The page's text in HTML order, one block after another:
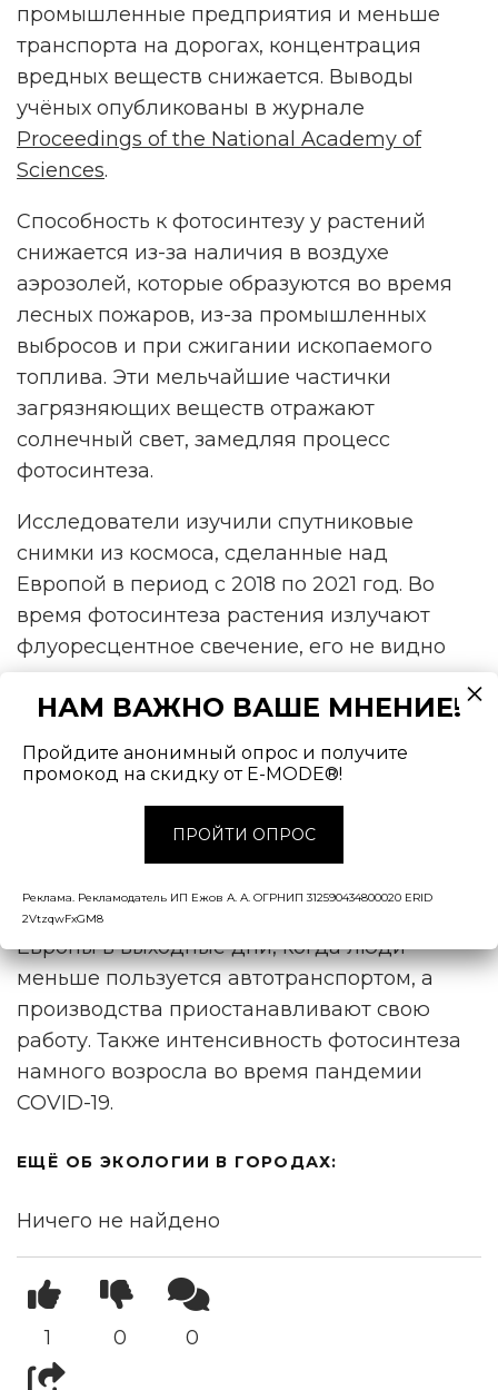
промышленные предприятия и меньше
транспорта на дорогах, концентрация
вредных веществ снижается. Выводы
учёных опубликованы в журнале
Proceedings of the National Academy of
Sciences.
Способность к фотосинтезу у растений
снижается из-за наличия в воздухе
аэрозолей, которые образуются во время
лесных пожаров, из-за промышленных
выбросов и при сжигании ископаемого
топлива. Эти мельчайшие частички
загрязняющих веществ отражают
солнечный свет, замедляя процесс
фотосинтеза.
Исследователи изучили спутниковые
снимки из космоса, сделанные над
Европой в период с 2018 по 2021 год. Во
время фотосинтеза растения излучают
флуоресцентное свечение, его не видно
невооруженным глазом, но его могут
фиксировать спутники. Эти данные
сравнили с замерами загрязнения воздуха,
проведёнными в тот же период времени.
Оказалось, что скорость фотосинтеза
возрастает при более низком количестве
мелкодисперсных частичек в воздухе.
Это явление наблюдалось в 64% регионах
Европы в выходные дни, когда люди
меньше пользуется автотранспортом, а
производства приостанавливают свою
работу. Также интенсивность фотосинтеза
намного возросла во время пандемии
COVID-19.
ЕЩЁ ОБ ЭКОЛОГИИ В ГОРОДАХ:
Ничего не найдено
1 0 0
НАМ ВАЖНО ВАШЕ МНЕНИЕ!
Пройдите анонимный опрос и получите
промокод на скидку от E-MODE®!
ПРОЙТИ ОПРОС
Реклама. Рекламодатель ИП Ежов А. А. ОГРНИП 312590434800020 ERID
2VtzqwFxGM8